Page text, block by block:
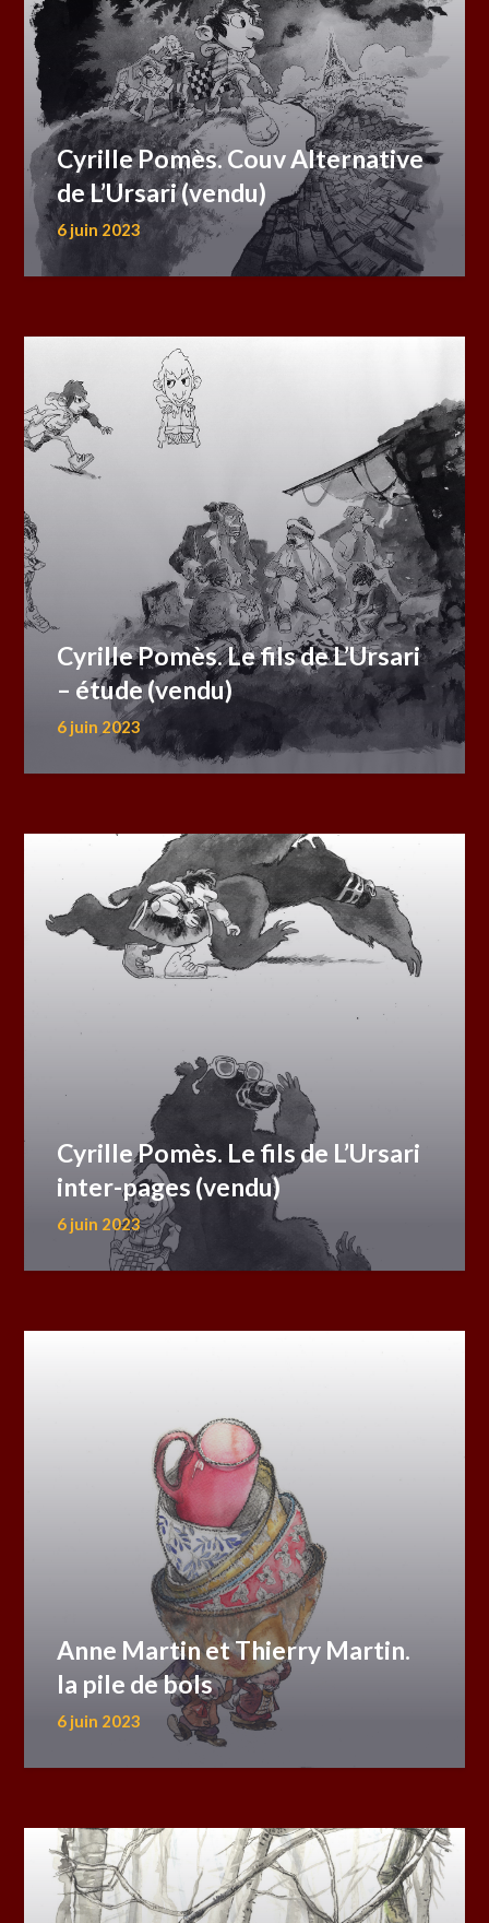
Cyrille Pomès. Couv Alternative
de L’Ursari (vendu)
6 juin 2023
Cyrille Pomès. Le fils de L’Ursari
– étude (vendu)
6 juin 2023
Cyrille Pomès. Le fils de L’Ursari
inter-pages (vendu)
6 juin 2023
Anne Martin et Thierry Martin.
la pile de bols
6 juin 2023